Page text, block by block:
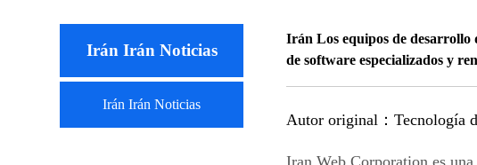
Irán Irán Noticias
Irán Irán Noticias
Irán Los equipos de desarrollo
de software especializados y
Autor original：Tecnología
Iran Web Corporation es